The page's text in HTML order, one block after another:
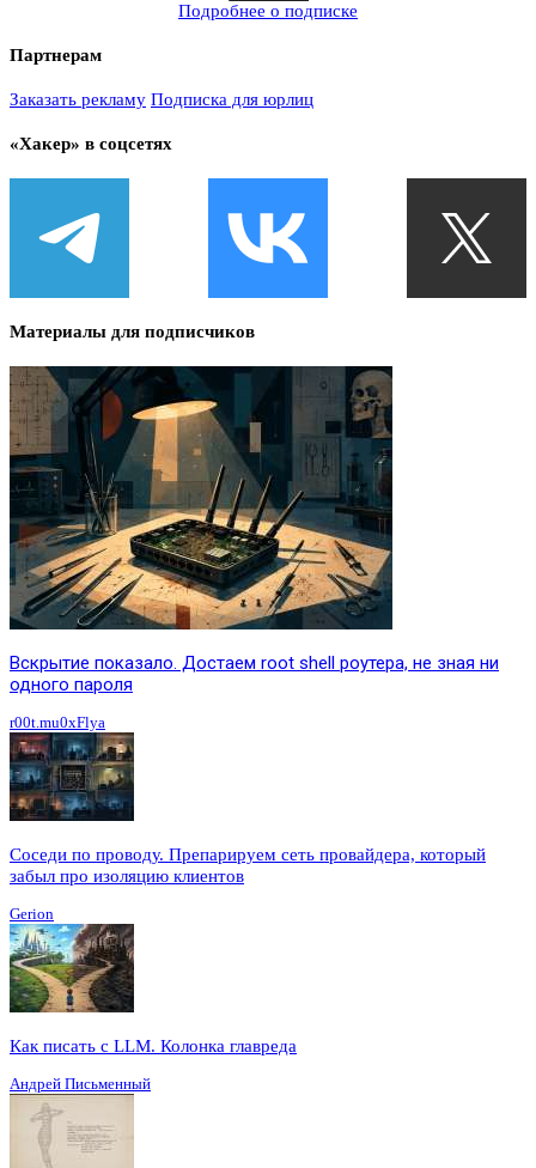
Подробнее о подписке
Партнерам
Заказать рекламу Подписка для юрлиц
«Хакер» в соцсетях
Материалы для подписчиков
Вскрытие показало. Достаем root shell роутера, не зная ни
одного пароля
r00t.mu0xFlya
Соседи по проводу. Препарируем сеть провайдера, который
забыл про изоляцию клиентов
Gerion
Как писать с LLM. Колонка главреда
Андрей Письменный